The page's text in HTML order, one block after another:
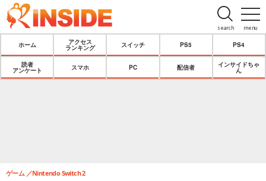
menu
search
ホーム
アクセス
ランキング
スイッチ PS5 PS4
読者
アンケート
スマホ PC 配信者
インサイドちゃ
ん
ゲーム Nintendo Switch 2